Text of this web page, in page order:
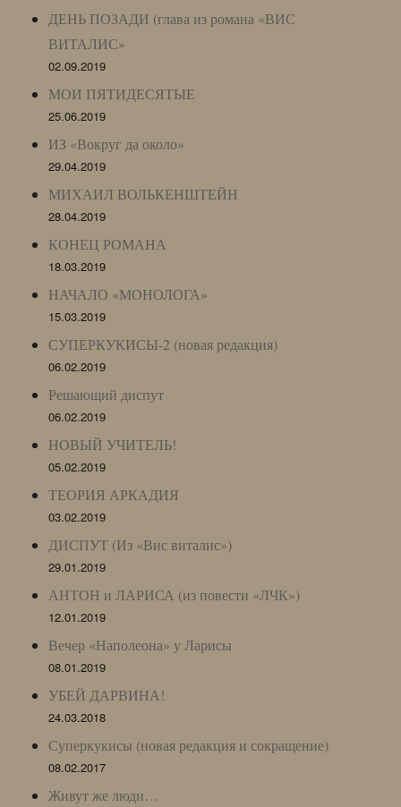
ДЕНЬ ПОЗАДИ (глава из романа «ВИС
ВИТАЛИС»
02.09.2019
МОИ ПЯТИДЕСЯТЫЕ
25.06.2019
ИЗ «Вокруг да около»
29.04.2019
МИХАИЛ ВОЛЬКЕНШТЕЙН
28.04.2019
КОНЕЦ РОМАНА
18.03.2019
НАЧАЛО «МОНОЛОГА»
15.03.2019
СУПЕРКУКИСЫ-2 (новая редакция)
06.02.2019
Решающий диспут
06.02.2019
НОВЫЙ УЧИТЕЛЬ!
05.02.2019
ТЕОРИЯ АРКАДИЯ
03.02.2019
ДИСПУТ (Из «Вис виталис»)
29.01.2019
АНТОН и ЛАРИСА (из повести «ЛЧК»)
12.01.2019
Вечер «Наполеона» у Ларисы
08.01.2019
УБЕЙ ДАРВИНА!
24.03.2018
Суперкукисы (новая редакция и сокращение)
08.02.2017
Живут же люди…